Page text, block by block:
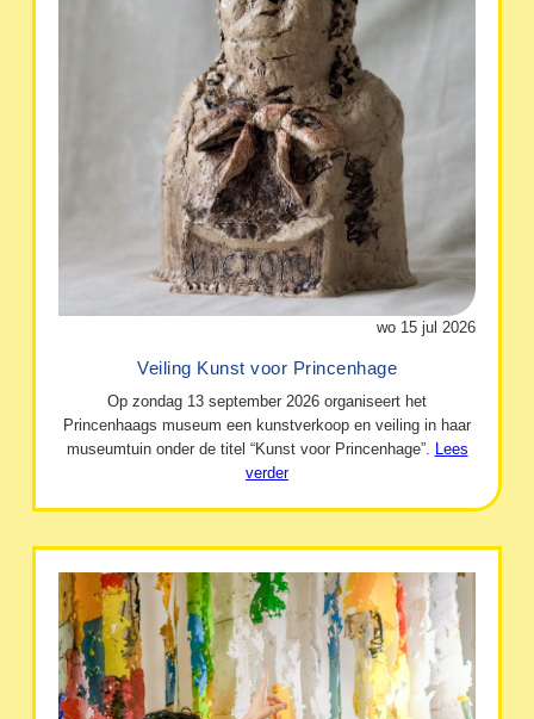
wo 15 jul 2026
Veiling Kunst voor Princenhage
Op zondag 13 september 2026 organiseert het
Princenhaags museum een kunstverkoop en veiling in haar
museumtuin onder de titel “Kunst voor Princenhage”. Lees
verder